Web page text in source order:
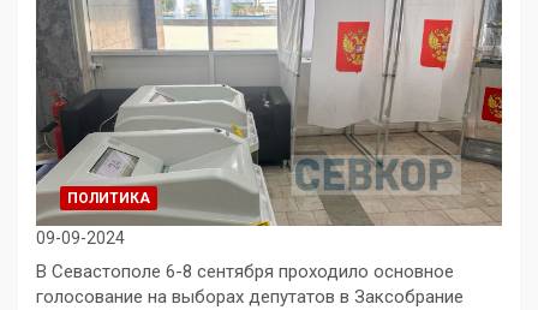
ПОЛИТИКА
09-09-2024
В Севастополе 6-8 сентября проходило основное
голосование на выборах депутатов в Заксобрание